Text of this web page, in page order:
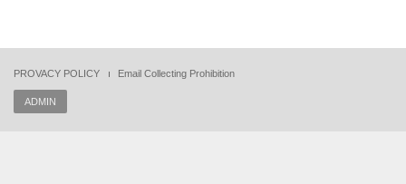
PROVACY POLICY Email Collecting Prohibition
ADMIN